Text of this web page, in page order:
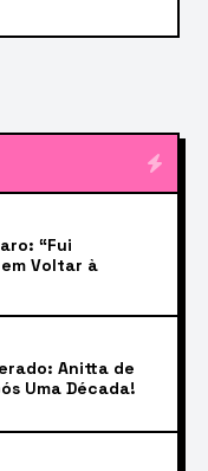
“Fui
Voltar à
Anitta de
Uma Década!